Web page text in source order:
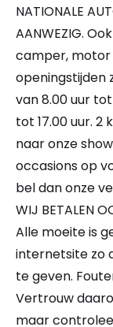
NATIONALE
AANWEZIG.
camper, motor
openingstijden
van 8.00 uur
tot 17.00 uur. 2
naar onze
occasions op
bel dan onze
WIJ BETALEN
Alle moeite is
internetsite zo
te geven.
Vertrouw
maar